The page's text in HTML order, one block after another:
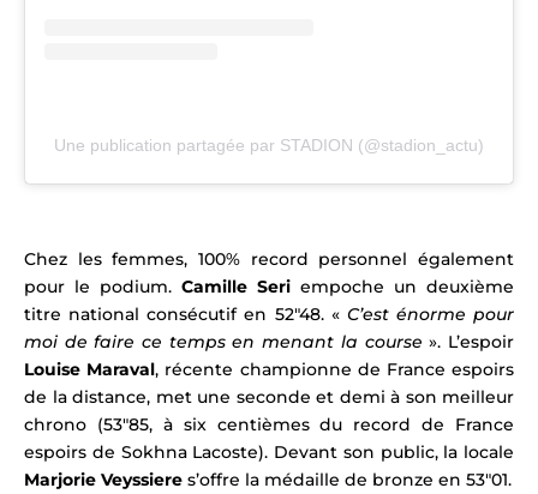
Une publication partagée par STADION (@stadion_actu)
Chez les femmes, 100% record personnel également
pour le podium. Camille Seri empoche un deuxième
titre national consécutif en 52″48. « C’est énorme pour
moi de faire ce temps en menant la course ». L’espoir
Louise Maraval, récente championne de France espoirs
de la distance, met une seconde et demi à son meilleur
chrono (53″85, à six centièmes du record de France
espoirs de Sokhna Lacoste). Devant son public, la locale
Marjorie Veyssiere s’offre la médaille de bronze en 53″01.